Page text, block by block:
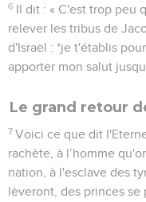
6 Il dit : « C'est trop peu
relever les tribus de
d'Israël : *je t'établis
apporter mon salut
Le grand retour
7 Voici ce que dit
rachète, à l’homme
nation, à l'esclave des
lèveront, des princes se